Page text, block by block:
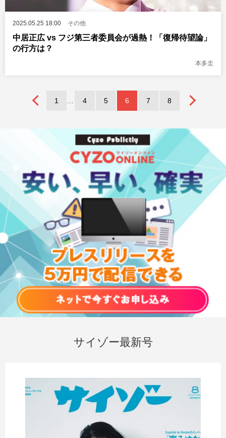
2025.05.25 18:00 その他
中居正広 vs フジ第三者委員会が過熱！「復帰待望論」
の行方は？
本多圭
1 4 5 6 7 8
サイゾー最新号